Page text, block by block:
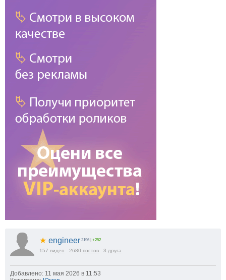
★ engineer 2196 +252
157 видео 2680 постов 3 друга
Добавлено: 11 мая 2026 в 11:53